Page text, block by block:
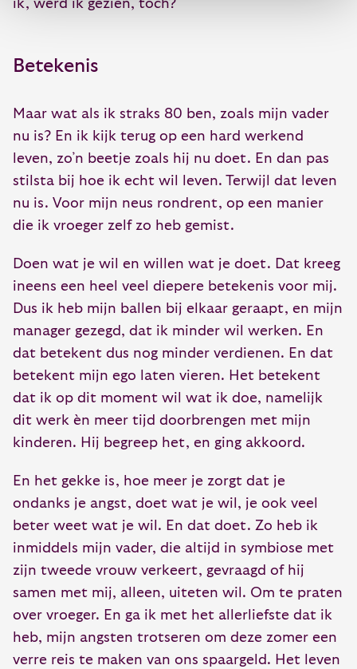
ik, werd ik gezien, toch?
Betekenis
Maar wat als ik straks 80 ben, zoals mijn vader
nu is? En ik kijk terug op een hard werkend
leven, zo’n beetje zoals hij nu doet. En dan pas
stilsta bij hoe ik echt wil leven. Terwijl dat leven
nu is. Voor mijn neus rondrent, op een manier
die ik vroeger zelf zo heb gemist.
Doen wat je wil en willen wat je doet. Dat kreeg
ineens een heel veel diepere betekenis voor mij.
Dus ik heb mijn ballen bij elkaar geraapt, en mijn
manager gezegd, dat ik minder wil werken. En
dat betekent dus nog minder verdienen. En dat
betekent mijn ego laten vieren. Het betekent
dat ik op dit moment wil wat ik doe, namelijk
dit werk èn meer tijd doorbrengen met mijn
kinderen. Hij begreep het, en ging akkoord.
En het gekke is, hoe meer je zorgt dat je
ondanks je angst, doet wat je wil, je ook veel
beter weet wat je wil. En dat doet. Zo heb ik
inmiddels mijn vader, die altijd in symbiose met
zijn tweede vrouw verkeert, gevraagd of hij
samen met mij, alleen, uiteten wil. Om te praten
over vroeger. En ga ik met het allerliefste dat ik
heb, mijn angsten trotseren om deze zomer een
verre reis te maken van ons spaargeld. Het leven